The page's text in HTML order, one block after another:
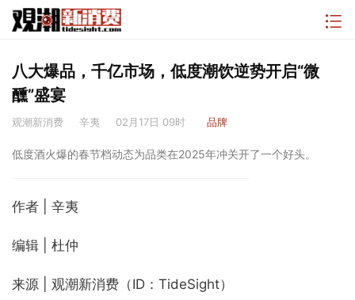
八大爆品，千亿市场，低度潮饮逆势开启“微
醺”盛宴
观潮新消费 辛夷 02月17日 09时 品牌
低度酒火爆的春节档动态为品类在2025年冲关开了一个好头。
作者 | 辛夷
编辑 | 杜仲
来源 | 观潮新消费（ID：TideSight）